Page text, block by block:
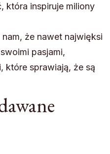
która inspiruje miliony
że nawet najwięksi
pasjami,
które sprawiają, że są